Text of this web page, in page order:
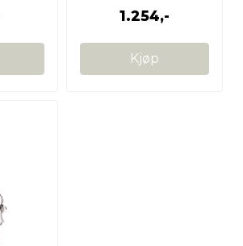
1.254,-
Kjøp